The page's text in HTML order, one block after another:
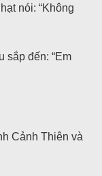
nói: “Không
sắp đến: “Em
Cảnh Thiên và